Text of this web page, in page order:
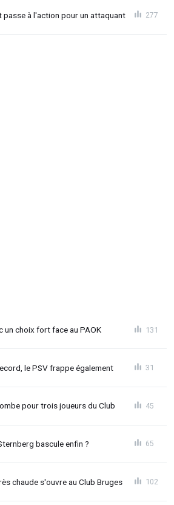
passe à l'action pour un attaquant 277
un choix fort face au PAOK 131
le PSV frappe également 31
pour trois joueurs du Club 45
bascule enfin ? 65
chaude s'ouvre au Club Bruges 102